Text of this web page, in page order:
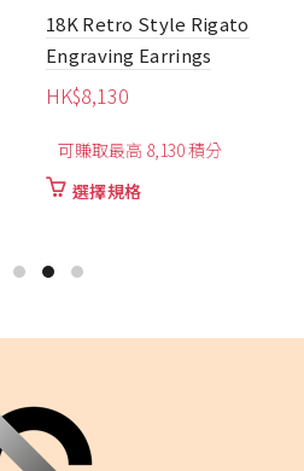
18K Retro Style Rigato
Engraving Earrings
HK$8,130
可賺取最高 8,130 積分
選擇規格此